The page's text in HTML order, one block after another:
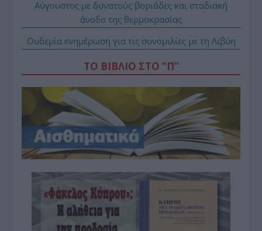
Αύγουστος με δυνατούς βοριάδες και σταδιακή
άνοδο της θερμοκρασίας
Ουδεμία ενημέρωση για τις συνομιλίες με τη Λιβύη
ΤΟ ΒΙΒΛΙΟ ΣΤΟ “Π”